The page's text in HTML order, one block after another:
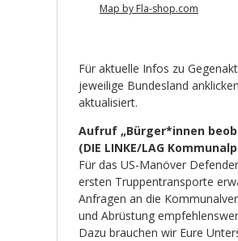
Map by Fla-shop.com
Für aktuelle Infos zu
jeweilige Bundesland
aktualisiert.
Aufruf „Bürger*innen
(DIE LINKE/LAG
Für das US-Manöver
ersten Truppentransporte
Anfragen an die
und Abrüstung
Dazu brauchen wir Eure